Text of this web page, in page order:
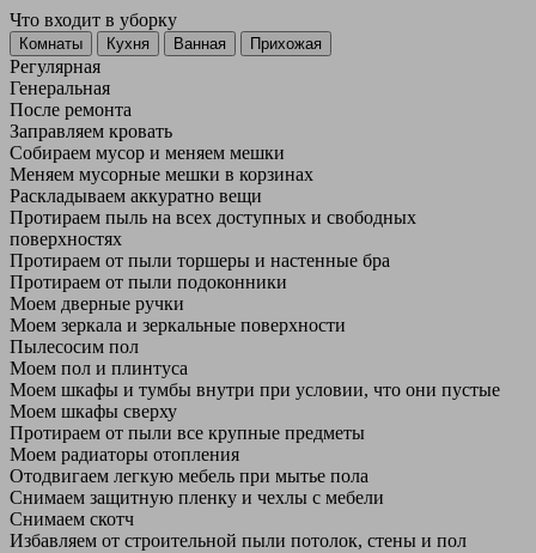
Что входит в уборку
Регу­лярная
Гене­ральная
После ремонта
Заправляем кровать
Собираем мусор и меняем мешки
Меняем мусорные мешки в корзинах
Раскладываем аккуратно вещи
Протираем пыль на всех доступных и свободных
поверхностях
Протираем от пыли торшеры и настенные бра
Протираем от пыли подоконники
Моем дверные ручки
Моем зеркала и зеркальные поверхности
Пылесосим пол
Моем пол и плинтуса
Моем шкафы и тумбы внутри при условии, что они пустые
Моем шкафы сверху
Протираем от пыли все крупные предметы
Моем радиаторы отопления
Отодвигаем легкую мебель при мытье пола
Снимаем защитную пленку и чехлы с мебели
Снимаем скотч
Избавляем от строительной пыли потолок, стены и пол